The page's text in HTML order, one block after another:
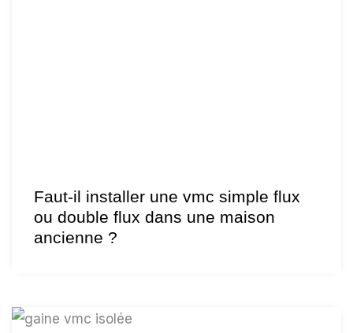
Faut-il installer une vmc simple flux
ou double flux dans une maison
ancienne ?